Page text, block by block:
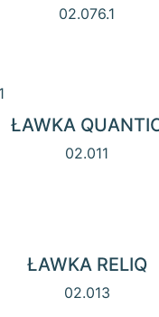
02.076.1
ŁAWKA
02.011
ŁAWKA RELIQ
02.013